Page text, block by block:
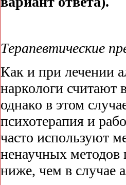
Терапевтические
Как и при лечении
наркологи считают
однако в этом
психотерапия и
часто используют
ненаучных
ниже, чем в случае